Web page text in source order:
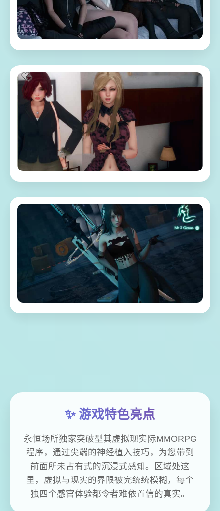
✨ 游戏特色亮点
永恒场所独家突破型其虚拟现实际MMORPG
程序，通过尖端的神经植入技巧，为您带到
前面所未占有式的沉浸式感知。区域处这
里，虚拟与现实的界限被完统统模糊，每个
独四个感官体验都令者难依置信的真实。